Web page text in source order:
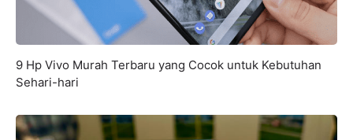
9 Hp Vivo Murah Terbaru yang Cocok untuk Kebutuhan
Sehari-hari